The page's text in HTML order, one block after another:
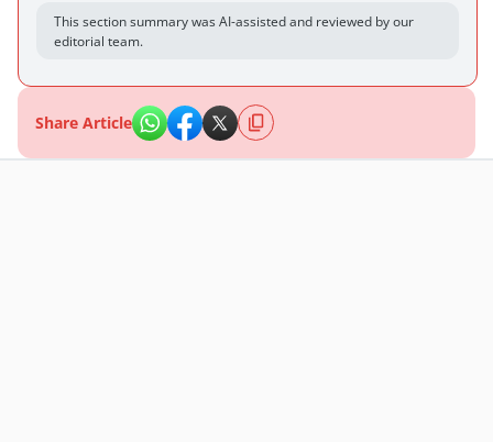
This section summary was AI-assisted and reviewed by our
editorial team.
Share Article